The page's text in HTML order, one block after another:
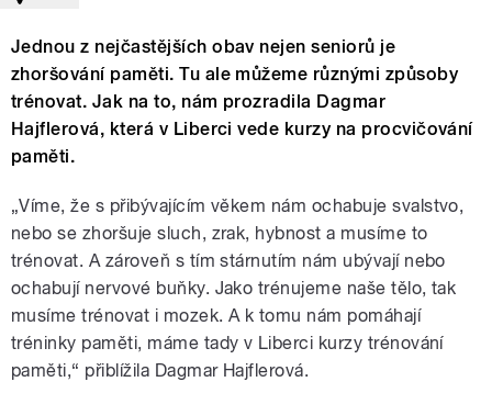
Jednou z nejčastějších obav nejen seniorů je
zhoršování paměti. Tu ale můžeme různými způsoby
trénovat. Jak na to, nám prozradila Dagmar
Hajflerová, která v Liberci vede kurzy na procvičování
paměti.
„Víme, že s přibývajícím věkem nám ochabuje svalstvo,
nebo se zhoršuje sluch, zrak, hybnost a musíme to
trénovat. A zároveň s tím stárnutím nám ubývají nebo
ochabují nervové buňky. Jako trénujeme naše tělo, tak
musíme trénovat i mozek. A k tomu nám pomáhají
tréninky paměti, máme tady v Liberci kurzy trénování
paměti,“ přiblížila Dagmar Hajflerová.